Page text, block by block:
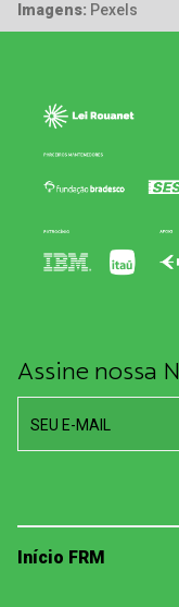
Imagens: Pexels
Assine nossa
SEU E-MAIL
Início FRM